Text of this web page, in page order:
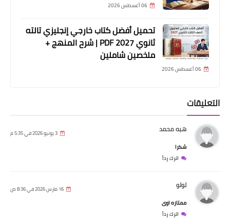
06 أغسطس 2026
تحميل أفضل كتاب خارجي إنجليزي تالته
ثانوي 2027 PDF | شرح المنهج +
ملخصين شاملين
06 أغسطس 2026
التعليقات
هبه محمد 3 يونيو 2026 في 5:35 م
شكرا
اترك رداً
لولو 16 مارس 2026 في 8:36 ص
ممتازه اوى
اترك رداً